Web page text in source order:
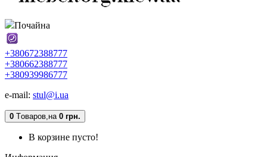
Почайна
+380672388777
+380662388777
+380939986777
e-mail: stul@i.ua
0 Tоваров,на 0 грн.
В корзине пусто!